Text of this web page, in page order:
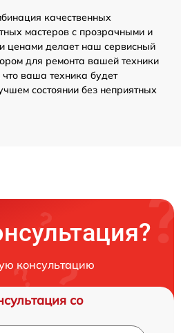
качественных
мастеров с прозрачными и
ценами делает наш сервисный
для ремонта вашей техники
ваша техника будет
состоянии без неприятных
консультацию
со